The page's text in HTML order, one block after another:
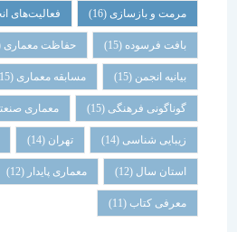
مرمت و بازسازی(16) فعالیت‌های انجمن(16)
بافت فرسوده (15) حفاظت معماری (15)
بیانیه انجمن(15) مسابقه معماری (15)
گوناگونی فرهنگی (15) معماری صنعتی(15)
زیبایی شناسی (14) تهران خدمات
استان سال(12) معماری پایدار (12)
معرفی کتاب(11)